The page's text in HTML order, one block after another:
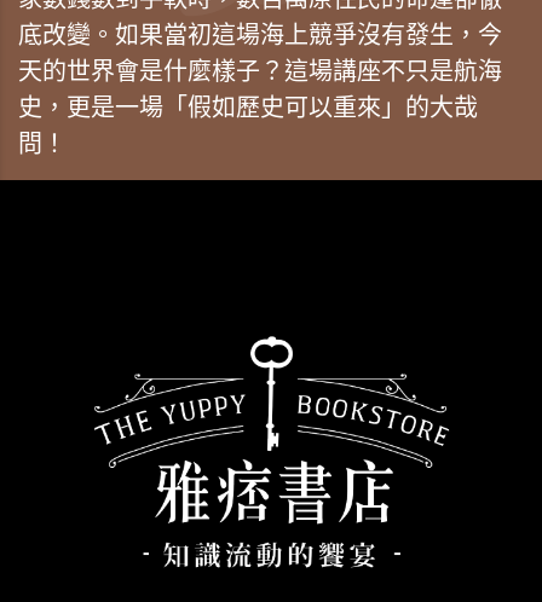
底改變。如果當初這場海上競爭沒有發生，今
天的世界會是什麼樣子？這場講座不只是航海
史，更是一場「假如歷史可以重來」的大哉
問！